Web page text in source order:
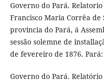
Governo do Pará.
Francisco Maria Corrêa de
provincia do Pará, á
sessão solemne de
de fevereiro de 1876.
Governo do Pará.